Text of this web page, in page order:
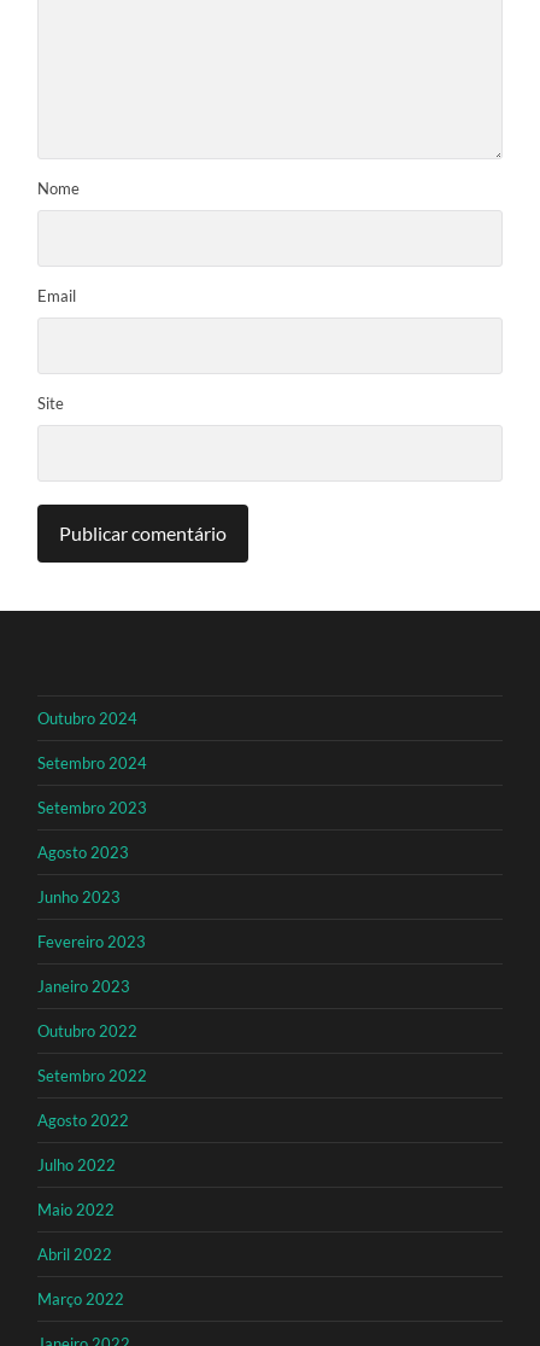
Nome
Email
Site
Outubro 2024
Setembro 2024
Setembro 2023
Agosto 2023
Junho 2023
Fevereiro 2023
Janeiro 2023
Outubro 2022
Setembro 2022
Agosto 2022
Julho 2022
Maio 2022
Abril 2022
Março 2022